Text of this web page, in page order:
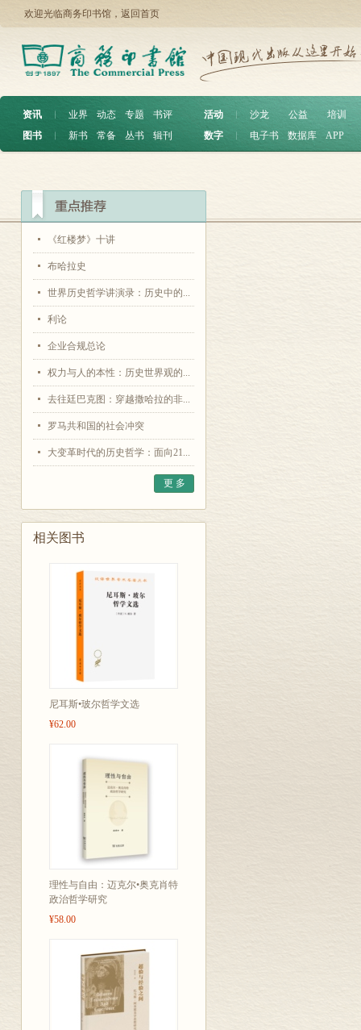
欢迎光临商务印书馆， 返回首页
资讯 ︱ 业界 动态 专题
书评
图书
︱ 新书 常备 丛书 辑刊
活动 沙龙 公益
培训
数字
电子书 数据库 APP
《红楼梦》十讲
布哈拉史
世界历史哲学讲演录：历史中的...
利论
企业合规总论
权力与人的本性：历史世界观的...
去往廷巴克图：穿越撒哈拉的非...
罗马共和国的社会冲突
大变革时代的历史哲学：面向21...
更 多
相关图书
尼耳斯•玻尔哲学文选
¥62.00
理性与自由：迈克尔•奥克肖特
政治哲学研究
¥58.00